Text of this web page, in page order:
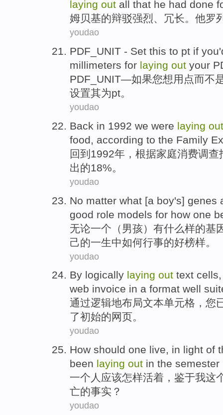
laying out all that he had done
姆贝基的辩驳强烈、 冗长。 他罗
youdao
PDF_UNIT - Set this to pt if you
millimeters for laying out your
PDF_UNIT—如果您想用 点而不
设置其为pt。
youdao
Back in 1992 we were laying out
food, according to the Family
回到 1992年， 根据家庭消费调查
出的18%。
youdao
No matter what [a boy's] genes
good role models for how one
无论一个（ 男孩）有什么样的基
己的一生中如何行事的好榜样。
youdao
By logically laying out text cells
web invoice in a format well
通过逻辑地布局文本单元格 ， 您
了初始的网页。
youdao
How should one live, in light of
been laying out in the semester
一个人 应该怎样活着 ， 鉴于我这
亡的事实 ？
youdao